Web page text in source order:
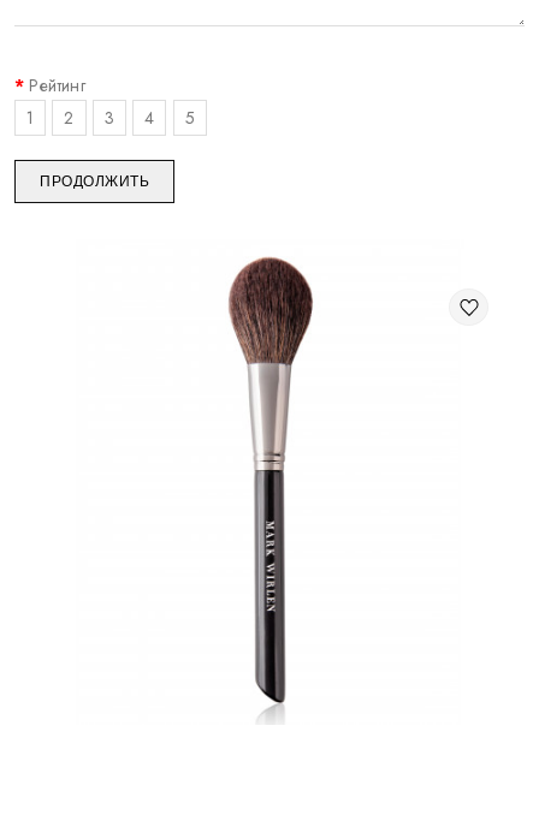
Рейтинг
1
2 3 4 5
ПРОДОЛЖИТЬ